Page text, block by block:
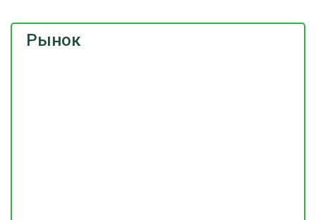
Рынок